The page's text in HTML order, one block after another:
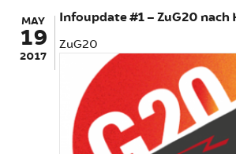
MAY
19
2017
Infoupdate #1 – ZuG20 nach
ZuG20